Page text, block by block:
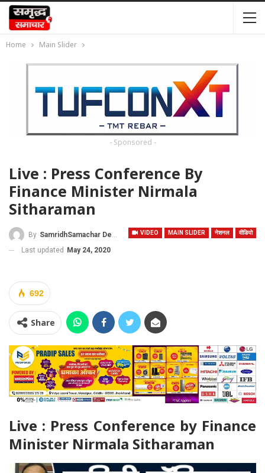
Home Main Slider
- Sponsored -
Live : Press Conference By
Finance Minister Nirmala
Sitharaman
VIDEO MAIN SLIDER नेशनल वीडियो
By SamridhSamachar Desk
Last updated May 24, 2020
692
Share
Live : Press Conference by Finance
Minister Nirmala Sitharaman